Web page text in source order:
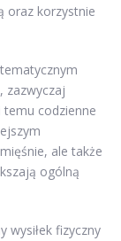
oraz korzystnie
zazwyczaj
temu codzienne
ale także
ogólną
wysiłek fizyczny